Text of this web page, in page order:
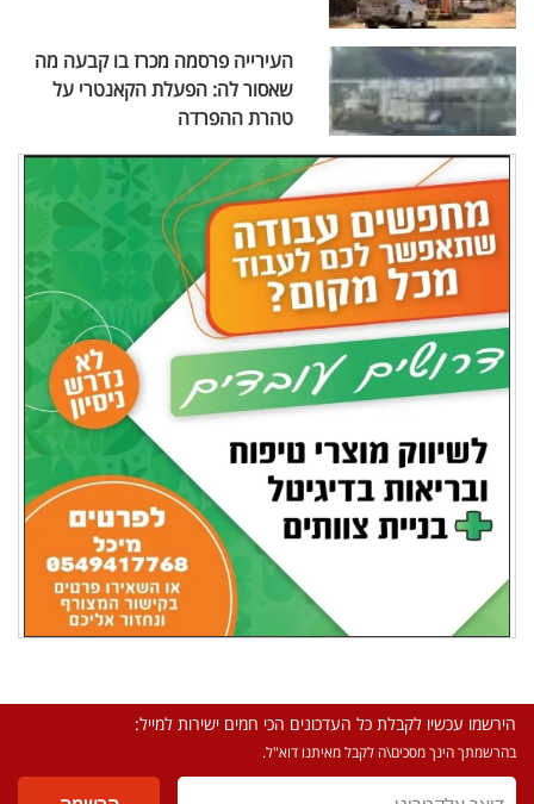
העירייה פרסמה מכרז בו קבעה מה
שאסור לה: הפעלת הקאנטרי על
טהרת ההפרדה
הירשמו עכשיו לקבלת כל העדכונים הכי חמים ישירות למייל:
בהרשמתך הינך מסכים\ה לקבל מאיתנו דוא"ל.